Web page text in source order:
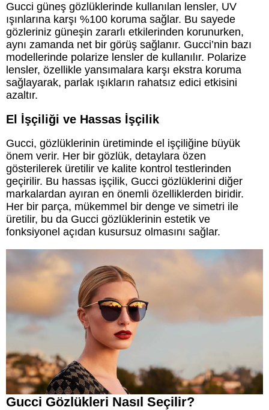
Gucci güneş gözlüklerinde kullanılan lensler, UV
ışınlarına karşı %100 koruma sağlar. Bu sayede
gözleriniz güneşin zararlı etkilerinden korunurken,
aynı zamanda net bir görüş sağlanır. Gucci’nin bazı
modellerinde polarize lensler de kullanılır. Polarize
lensler, özellikle yansımalara karşı ekstra koruma
sağlayarak, parlak ışıkların rahatsız edici etkisini
azaltır.
El İşçiliği ve Hassas İşçilik
Gucci, gözlüklerinin üretiminde el işçiliğine büyük
önem verir. Her bir gözlük, detaylara özen
gösterilerek üretilir ve kalite kontrol testlerinden
geçirilir. Bu hassas işçilik, Gucci gözlüklerini diğer
markalardan ayıran en önemli özelliklerden biridir.
Her bir parça, mükemmel bir denge ve simetri ile
üretilir, bu da Gucci gözlüklerinin estetik ve
fonksiyonel açıdan kusursuz olmasını sağlar.
Gucci Gözlükleri Nasıl Seçilir?